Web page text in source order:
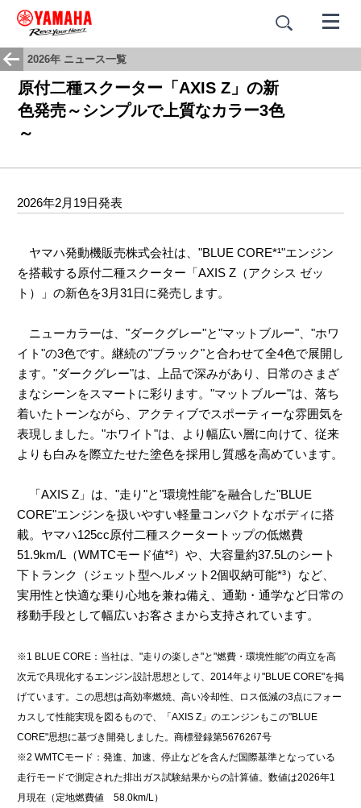
2026年 ニュース一覧
原付二種スクーター「AXIS Z」の新
色発売～シンプルで上質なカラー3色
～
2026年2月19日発表
ヤマハ発動機販売株式会社は、"BLUE CORE*¹"エンジン
を搭載する原付二種スクーター「AXIS Z（アクシス ゼッ
ト）」の新色を3月31日に発売します。
ニューカラーは、"ダークグレー"と"マットブルー"、"ホワ
イト"の3色です。継続の"ブラック"と合わせて全4色で展開し
ます。"ダークグレー"は、上品で深みがあり、日常のさまざ
まなシーンをスマートに彩ります。"マットブルー"は、落ち
着いたトーンながら、アクティブでスポーティーな雰囲気を
表現しました。"ホワイト"は、より幅広い層に向けて、従来
よりも白みを際立たせた塗色を採用し質感を高めています。
「AXIS Z」は、"走り"と"環境性能"を融合した"BLUE
CORE"エンジンを扱いやすい軽量コンパクトなボディに搭
載。ヤマハ125cc原付二種スクータートップの低燃費
51.9km/L（WMTCモード値*²）や、大容量約37.5Lのシート
下トランク（ジェット型ヘルメット2個収納可能*³）など、
実用性と快適な乗り心地を兼ね備え、通勤・通学など日常の
移動手段として幅広いお客さまから支持されています。
※1 BLUE CORE：当社は、"走りの楽しさ"と"燃費・環境性能"の両立を高
次元で具現化するエンジン設計思想として、2014年より"BLUE CORE"を掲
げています。この思想は高効率燃焼、高い冷却性、ロス低減の3点にフォー
カスして性能実現を図るもので、「AXIS Z」のエンジンもこの"BLUE
CORE"思想に基づき開発しました。商標登録第5676267号
※2 WMTCモード：発進、加速、停止などを含んだ国際基準となっている
走行モードで測定された排出ガス試験結果からの計算値。数値は2026年1
月現在（定地燃費値 58.0km/L）